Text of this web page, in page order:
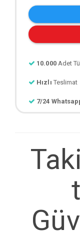
10.000 Adet
Hızlı Teslimat
7/24